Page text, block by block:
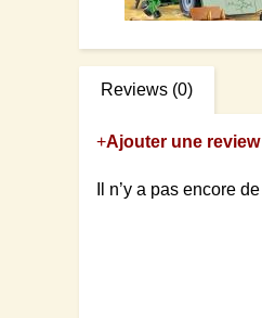
Reviews (0)
+Ajouter une review
Il n’y a pas encore